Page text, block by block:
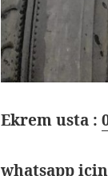
Ekrem usta :
whatsapp